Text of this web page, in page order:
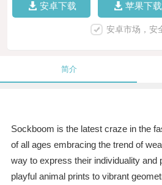
安卓下载 苹果下载
安卓市场，安
简介
Sockboom is the latest craze in the
of all ages embracing the trend of
way to express their individuality and
playful animal prints to vibrant